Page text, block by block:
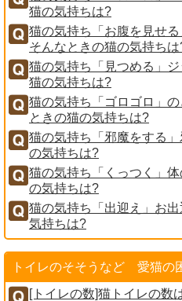
猫の気持ちは?
猫の気持ち「お腹を見せ
そんなときの猫の気持ちは
猫の気持ち「見つめる」
猫の気持ちは?
猫の気持ち「ゴロゴロ」
ときの猫の気持ちは?
猫の気持ち「邪魔をする
の気持ちは?
猫の気持ち「くっつく」
の気持ちは?
猫の気持ち「出迎え」お
気持ちは?
トイレのそそうなど 愛猫の
[トイレの数]猫トイレの数